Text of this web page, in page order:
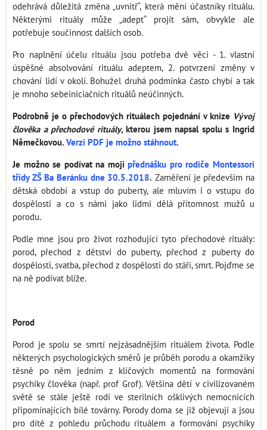
odehrává důležitá změna „uvnitř“, která mění účastníky rituálu.
Některými rituály může „adept“ projít sám, obvykle ale
potřebuje součinnost dalších osob.
Pro naplnění účelu rituálu jsou potřeba dvě věci - 1. vlastní
úspěšné absolvování rituálu adeptem, 2. potvrzení změny v
chování lidí v okolí. Bohužel druhá podmínka často chybí a tak
je mnoho sebeiniciačních rituálů neúčinných.
Podrobně je o přechodových rituálech pojednání v knize Vývoj
člověka a přechodové rituály, kterou jsem napsal spolu s Ingrid
Němečkovou. Verzi PDF je možno stáhnout.
Je možno se podívat na mojipřednášku pro rodiče Montessori
třídy ZŠ Ba Beránku dne 30.5.2018. Zaměření je především na
dětská období a vstup do puberty, ale mluvím i o vstupu do
dospělosti a co s námi jako lidmi dělá přítomnost mužů u
porodu.
Podle mne jsou pro život rozhodující tyto přechodové rituály:
porod, přechod z dětství do puberty, přechod z puberty do
dospělosti, svatba, přechod z dospělosti do stáří, smrt. Pojďme se
na ně podívat blíže.
Porod
Porod je spolu se smrtí nejzásadnějším rituálem života. Podle
některých psychologických směrů je průběh porodu a okamžiky
těsně po něm jedním z klíčových momentů na formování
psychiky člověka (např. prof Grof). Většina dětí v civilizovaném
světě se stále ještě rodí ve sterilních ošklivých nemocnicích
připomínajících bílé továrny. Porody doma se již objevují a jsou
pro dítě z pohledu průchodu rituálem a formování psychiky